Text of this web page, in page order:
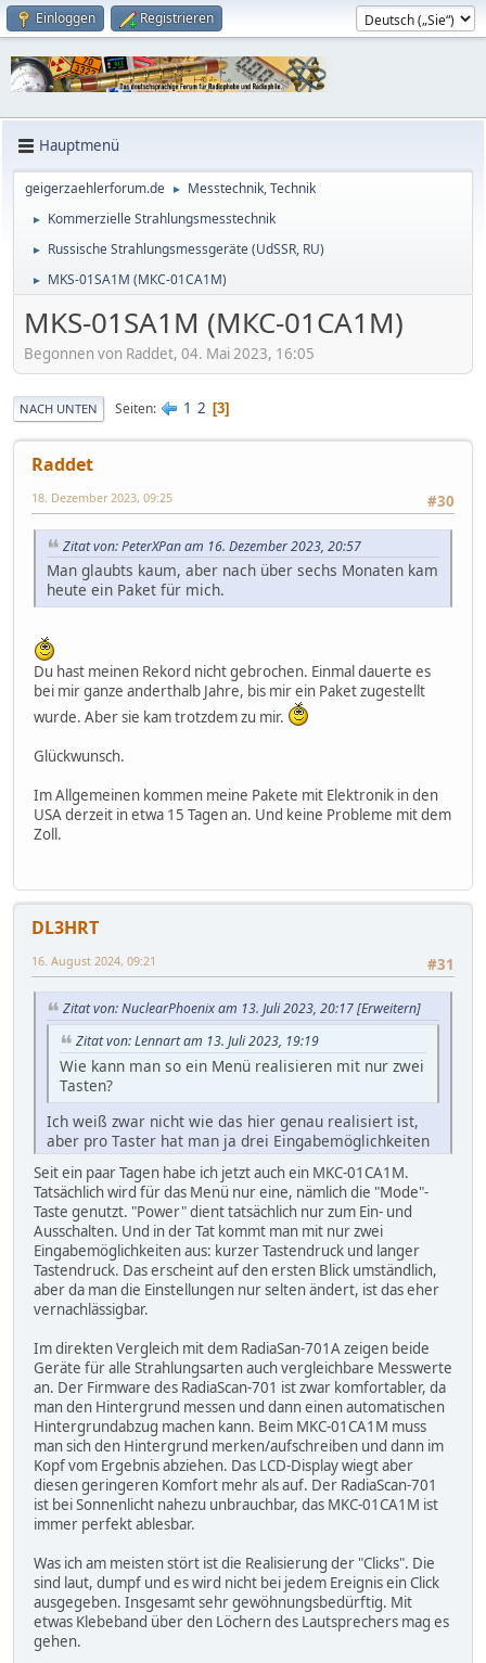
Einloggen Registrieren
Hauptmenü
geigerzaehlerforum.de ► Messtechnik, Technik
► Kommerzielle Strahlungsmesstechnik
► Russische Strahlungsmessgeräte (UdSSR, RU)
► MKS-01SA1M (МКС-01СА1М)
MKS-01SA1M (МКС-01СА1М)
Begonnen von Raddet, 04. Mai 2023, 16:05
NACH UNTEN Seiten 1 2 3
Raddet
#30
18. Dezember 2023, 09:25
Zitat von: PeterXPan am 16. Dezember 2023, 20:57
Man glaubts kaum, aber nach über sechs Monaten kam
heute ein Paket für mich.
Du hast meinen Rekord nicht gebrochen. Einmal dauerte es
bei mir ganze anderthalb Jahre, bis mir ein Paket zugestellt
wurde. Aber sie kam trotzdem zu mir.
Glückwunsch.
Im Allgemeinen kommen meine Pakete mit Elektronik in den
USA derzeit in etwa 15 Tagen an. Und keine Probleme mit dem
Zoll.
DL3HRT
#31
16. August 2024, 09:21
Zitat von: NuclearPhoenix am 13. Juli 2023, 20:17[Erweitern]
Zitat von: Lennart am 13. Juli 2023, 19:19
Wie kann man so ein Menü realisieren mit nur zwei
Tasten?
Ich weiß zwar nicht wie das hier genau realisiert ist,
aber pro Taster hat man ja drei Eingabemöglichkeiten
(kurz und lange drücken + Doppelklick). Damit kann
man schon viel machen. Und dann kann man
theoretisch auch noch alle möglichen Kombinationen
aus beiden machen. Mehr braucht man gar nicht
Seit ein paar Tagen habe ich jetzt auch ein MKC-01CA1M.
Tatsächlich wird für das Menü nur eine, nämlich die "Mode"-
Taste genutzt. "Power" dient tatsächlich nur zum Ein- und
Ausschalten. Und in der Tat kommt man mit nur zwei
Eingabemöglichkeiten aus: kurzer Tastendruck und langer
Tastendruck. Das erscheint auf den ersten Blick umständlich,
aber da man die Einstellungen nur selten ändert, ist das eher
vernachlässigbar.
Im direkten Vergleich mit dem RadiaSan-701A zeigen beide
Geräte für alle Strahlungsarten auch vergleichbare Messwerte
an. Der Firmware des RadiaScan-701 ist zwar komfortabler, da
man den Hintergrund messen und dann einen automatischen
Hintergrundabzug machen kann. Beim MKC-01CA1M muss
man sich den Hintergrund merken/aufschreiben und dann im
Kopf vom Ergebnis abziehen. Das LCD-Display wiegt aber
diesen geringeren Komfort mehr als auf. Der RadiaScan-701
ist bei Sonnenlicht nahezu unbrauchbar, das MKC-01CA1M ist
immer perfekt ablesbar.
Was ich am meisten stört ist die Realisierung der "Clicks". Die
sind laut, dumpf und es wird nicht bei jedem Ereignis ein Click
ausgegeben. Insgesamt sehr gewöhnungsbedürftig. Mit
etwas Klebeband über den Löchern des Lautsprechers mag es
gehen.